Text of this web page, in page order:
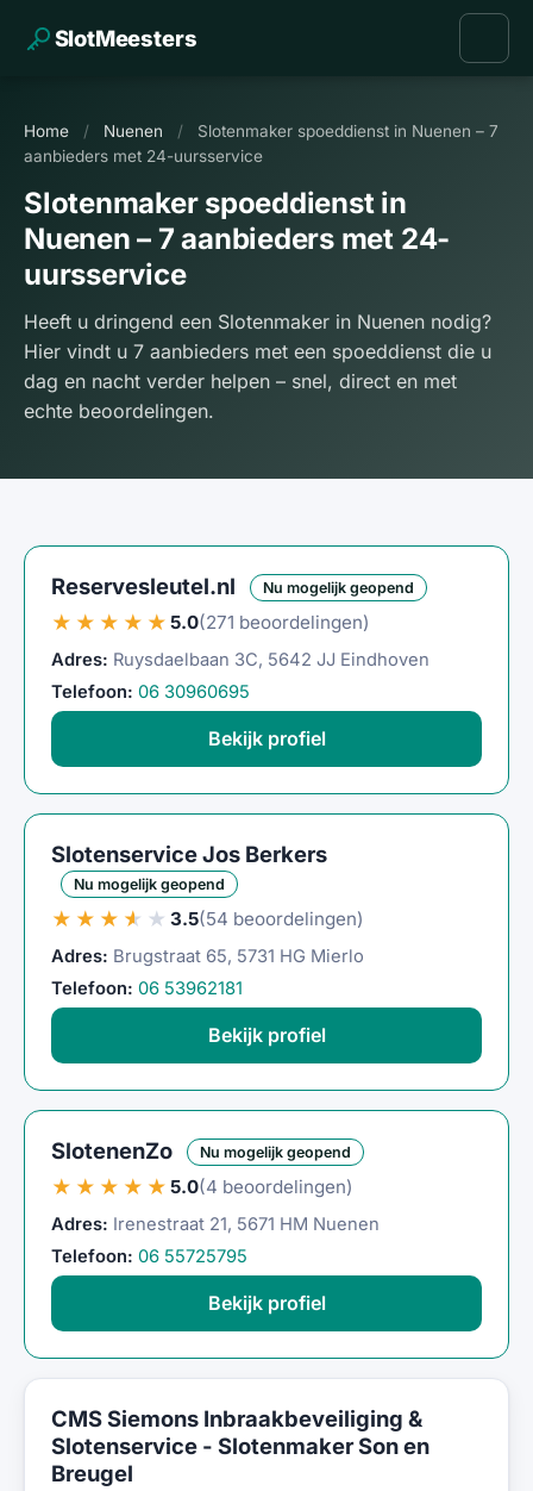
SlotMeesters
Home / Nuenen /
Slotenmaker spoeddienst in Nuenen – 7
aanbieders met 24-uursservice
Slotenmaker spoeddienst in
Nuenen – 7 aanbieders met 24-
uursservice
Heeft u dringend een Slotenmaker in Nuenen nodig?
Hier vindt u 7 aanbieders met een spoeddienst die u
dag en nacht verder helpen – snel, direct en met
echte beoordelingen.
Reservesleutel.nl Nu mogelijk geopend
★★★★★ 5.0(271 beoordelingen)
Adres: Ruysdaelbaan 3C, 5642 JJ Eindhoven
Telefoon: 06 30960695
Bekijk profiel
Slotenservice Jos Berkers
Nu mogelijk geopend
★★★★★ 3.5(54 beoordelingen)
Adres: Brugstraat 65, 5731 HG Mierlo
Telefoon: 06 53962181
Bekijk profiel
SlotenenZo Nu mogelijk geopend
★★★★★ 5.0(4 beoordelingen)
Adres: Irenestraat 21, 5671 HM Nuenen
Telefoon: 06 55725795
Bekijk profiel
CMS Siemons Inbraakbeveiliging &
Slotenservice - Slotenmaker Son en
Breugel